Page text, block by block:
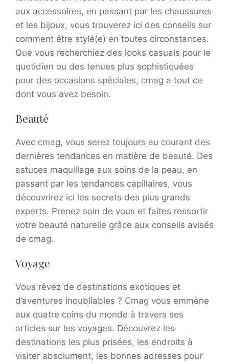
aux accessoires, en passant par les chaussures
et les bijoux, vous trouverez ici des conseils sur
comment être stylé(e) en toutes circonstances.
Que vous recherchiez des looks casuals pour le
quotidien ou des tenues plus sophistiquées
pour des occasions spéciales, cmag a tout ce
dont vous avez besoin.
Beauté
Avec cmag, vous serez toujours au courant des
dernières tendances en matière de beauté. Des
astuces maquillage aux soins de la peau, en
passant par les tendances capillaires, vous
découvrirez ici les secrets des plus grands
experts. Prenez soin de vous et faites ressortir
votre beauté naturelle grâce aux conseils avisés
de cmag.
Voyage
Vous rêvez de destinations exotiques et
d’aventures inoubliables ? Cmag vous emmène
aux quatre coins du monde à travers ses
articles sur les voyages. Découvrez les
destinations les plus prisées, les endroits à
visiter absolument, les bonnes adresses pour